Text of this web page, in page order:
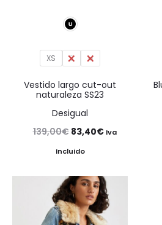
XS S M
Vestido largo cut-out
naturaleza SS23
Desigual
139,00€ El
precio
era:
139,00€.
83,40€El
es:
83,40€.
Iva
Incluido